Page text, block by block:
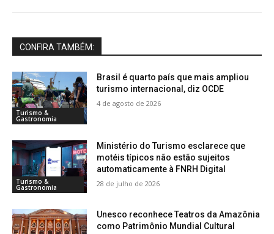
CONFIRA TAMBÉM:
Turismo &
Gastronomia
Brasil é quarto país que mais ampliou
turismo internacional, diz OCDE
4 de agosto de 2026
Turismo &
Gastronomia
Ministério do Turismo esclarece que
motéis típicos não estão sujeitos
automaticamente à FNRH Digital
28 de julho de 2026
Unesco reconhece Teatros da Amazônia
como Patrimônio Mundial Cultural